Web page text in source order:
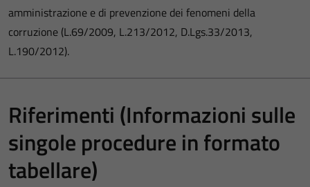
amministrazione e di prevenzione dei fenomeni della
corruzione (L.69/2009, L.213/2012, D.Lgs.33/2013,
L.190/2012).
Riferimenti (Informazioni sulle
singole procedure in formato
tabellare)